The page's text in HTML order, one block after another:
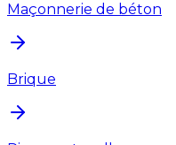
Maçonnerie de béton
Brique